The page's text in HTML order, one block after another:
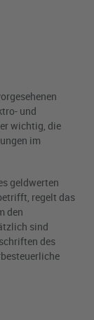
und
wichtig, die
im
geldwerten
regelt das
den
sind
des